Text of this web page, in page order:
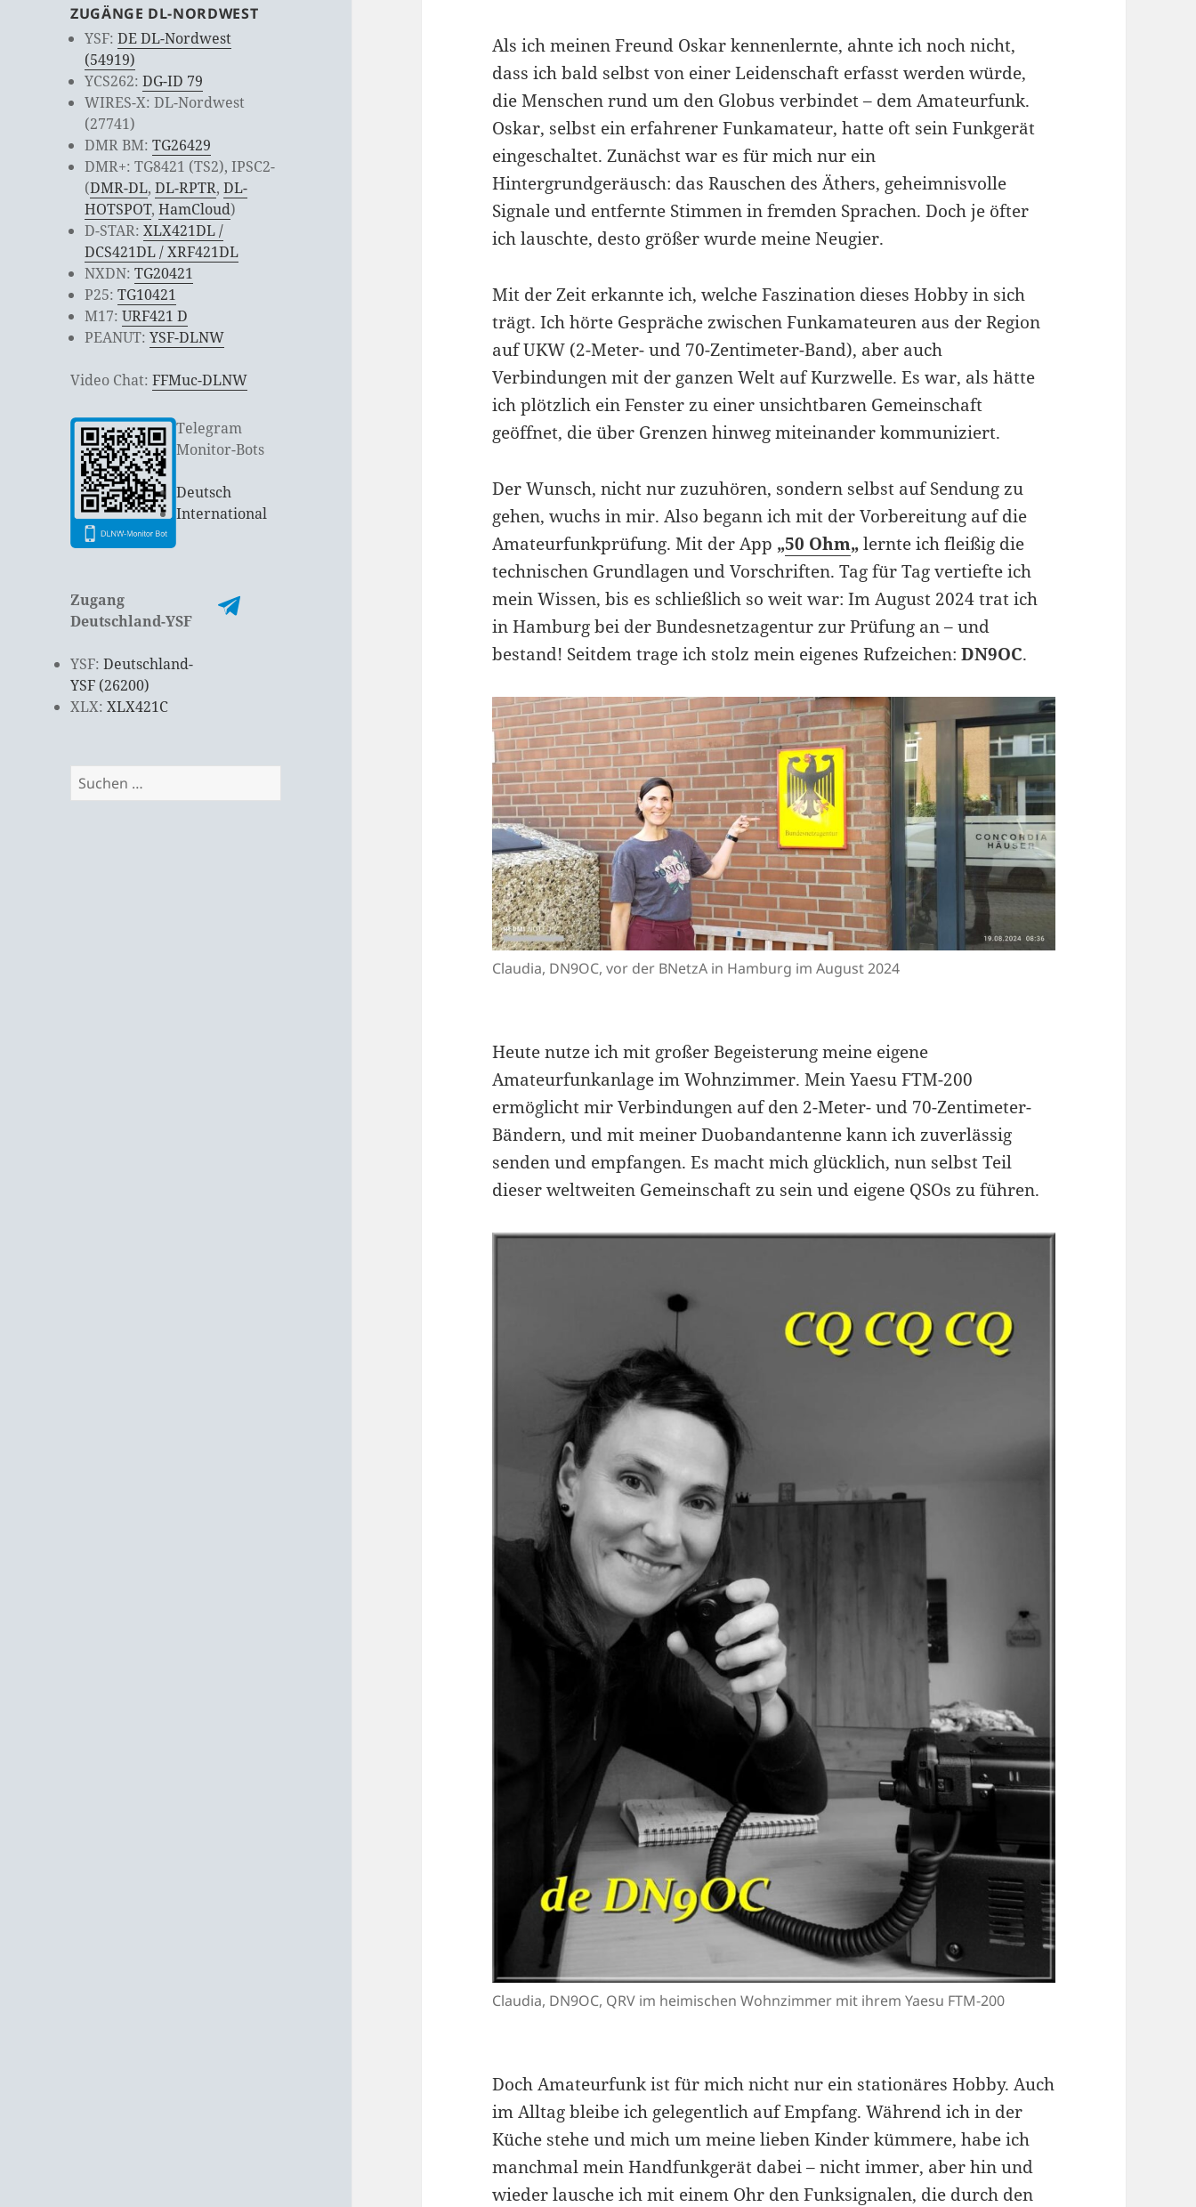
ZUGÄNGE DL-NORDWEST
YSF:DE DL-Nordwest
(54919)
YCS262:DG-ID 79
WIRES-X: DL-Nordwest
(27741)
DMR BM:TG26429
DMR+: TG8421 (TS2), IPSC2-
(DMR-DL,DL-RPTR,DL-
HOTSPOT,HamCloud)
D-STAR:XLX421DL /
DCS421DL / XRF421DL
NXDN:TG20421
P25:TG10421
M17:URF421 D
PEANUT:YSF-DLNW
Video Chat:FFMuc-DLNW
Telegram
Monitor-Bots
Deutsch
International
Zugang
Deutschland-YSF
YSF:Deutschland-
YSF (26200)
XLX:XLX421C
Suchen
nach:
Als ich meinen Freund Oskar kennenlernte, ahnte ich noch nicht,
dass ich bald selbst von einer Leidenschaft erfasst werden würde,
die Menschen rund um den Globus verbindet – dem Amateurfunk.
Oskar, selbst ein erfahrener Funkamateur, hatte oft sein Funkgerät
eingeschaltet. Zunächst war es für mich nur ein
Hintergrundgeräusch: das Rauschen des Äthers, geheimnisvolle
Signale und entfernte Stimmen in fremden Sprachen. Doch je öfter
ich lauschte, desto größer wurde meine Neugier.
Mit der Zeit erkannte ich, welche Faszination dieses Hobby in sich
trägt. Ich hörte Gespräche zwischen Funkamateuren aus der Region
auf UKW (2-Meter- und 70-Zentimeter-Band), aber auch
Verbindungen mit der ganzen Welt auf Kurzwelle. Es war, als hätte
ich plötzlich ein Fenster zu einer unsichtbaren Gemeinschaft
geöffnet, die über Grenzen hinweg miteinander kommuniziert.
Der Wunsch, nicht nur zuzuhören, sondern selbst auf Sendung zu
gehen, wuchs in mir. Also begann ich mit der Vorbereitung auf die
Amateurfunkprüfung. Mit der App „50 Ohm„lernte ich fleißig die
technischen Grundlagen und Vorschriften. Tag für Tag vertiefte ich
mein Wissen, bis es schließlich so weit war: Im August 2024 trat ich
in Hamburg bei der Bundesnetzagentur zur Prüfung an – und
bestand! Seitdem trage ich stolz mein eigenes Rufzeichen:DN9OC.
Claudia, DN9OC, vor der BNetzA in Hamburg im August 2024
Heute nutze ich mit großer Begeisterung meine eigene
Amateurfunkanlage im Wohnzimmer. Mein Yaesu FTM-200
ermöglicht mir Verbindungen auf den 2-Meter- und 70-Zentimeter-
Bändern, und mit meiner Duobandantenne kann ich zuverlässig
senden und empfangen. Es macht mich glücklich, nun selbst Teil
dieser weltweiten Gemeinschaft zu sein und eigene QSOs zu führen.
Claudia, DN9OC, QRV im heimischen Wohnzimmer mit ihrem Yaesu FTM-200
Doch Amateurfunk ist für mich nicht nur ein stationäres Hobby. Auch
im Alltag bleibe ich gelegentlich auf Empfang. Während ich in der
Küche stehe und mich um meine lieben Kinder kümmere, habe ich
manchmal mein Handfunkgerät dabei – nicht immer, aber hin und
wieder lausche ich mit einem Ohr den Funksignalen, die durch den